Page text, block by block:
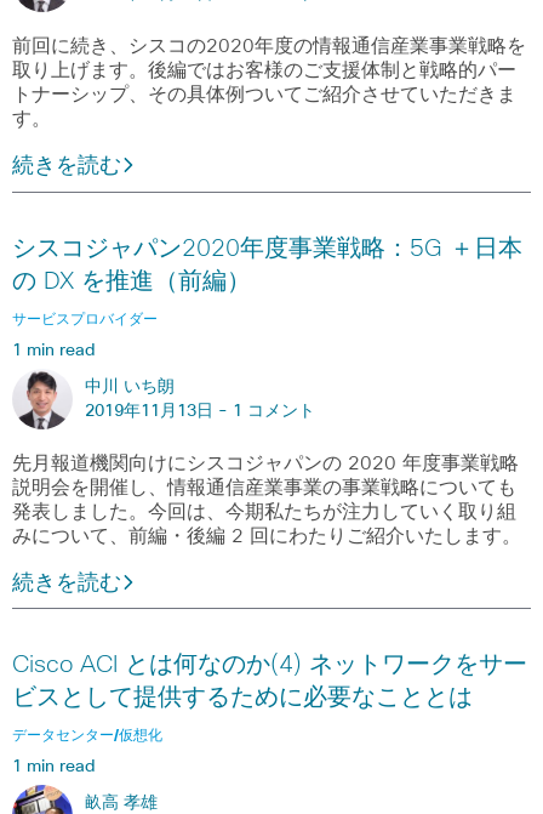
前回に続き、シスコの2020年度の情報通信産業事業戦略を
取り上げます。後編ではお客様のご支援体制と戦略的パー
トナーシップ、その具体例ついてご紹介させていただきま
す。
続きを読む
シスコジャパン2020年度事業戦略：5G ＋日本
の DX を推進（前編）
サービスプロバイダー
1 min read
中川 いち朗
2019年11月13日 - 1 コメント
先月報道機関向けにシスコジャパンの 2020 年度事業戦略
説明会を開催し、情報通信産業事業の事業戦略についても
発表しました。今回は、今期私たちが注力していく取り組
みについて、前編・後編 2 回にわたりご紹介いたします。
続きを読む
Cisco ACI とは何なのか(4) ネットワークをサー
ビスとして提供するために必要なこととは
データセンター/仮想化
1 min read
畝高 孝雄